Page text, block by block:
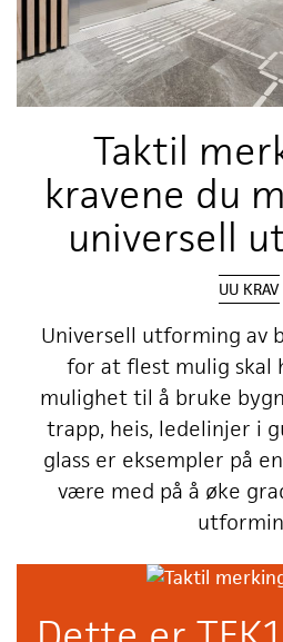
Taktil
kravene du
universell
UU KRAV
Universell utforming av
for at flest mulig skal
mulighet til å bruke
trapp, heis, ledelinjer i
glass er eksempler på
være med på å øke